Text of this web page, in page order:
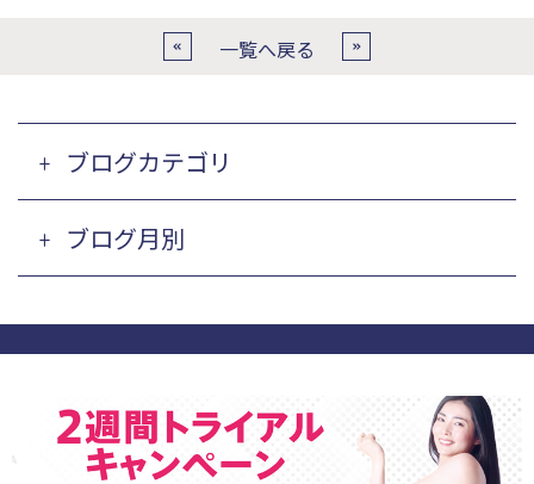
一覧へ戻る
ブログカテゴリ
ブログ月別